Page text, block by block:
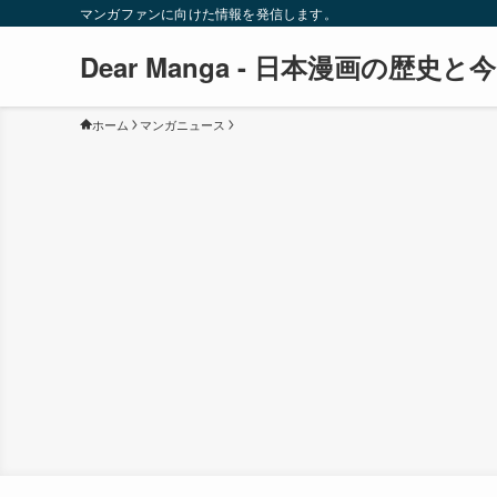
マンガファンに向けた情報を発信します。
Dear Manga - 日本漫画の歴史と今
ホーム マンガニュース